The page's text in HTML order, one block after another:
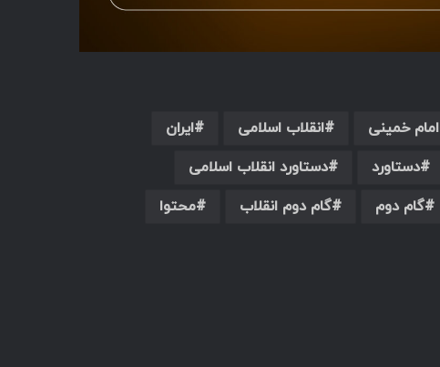
امام خمینی انقلاب اسلامی
ایران
دستاورد
دستاورد انقلاب اسلامی
گام دوم گام دوم انقلاب
محتوا